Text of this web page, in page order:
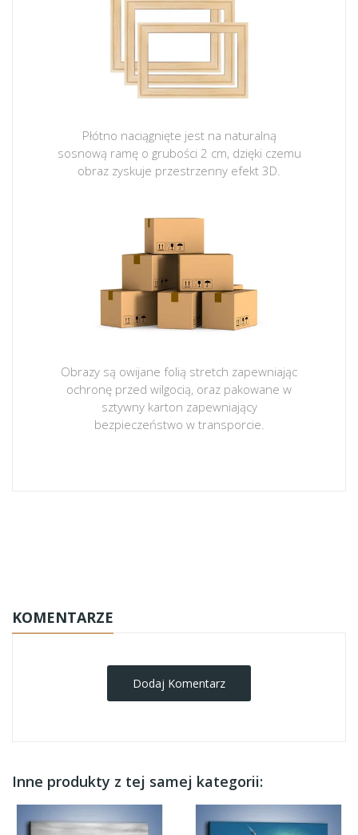
Płótno naciągnięte jest na naturalną
sosnową ramę o grubości 2 cm, dzięki czemu
obraz zyskuje przestrzenny efekt 3D.
Obrazy są owijane folią stretch zapewniając
ochronę przed wilgocią, oraz pakowane w
sztywny karton zapewniający
bezpieczeństwo w transporcie.
KOMENTARZE
Dodaj Komentarz
Inne produkty z tej samej kategorii: